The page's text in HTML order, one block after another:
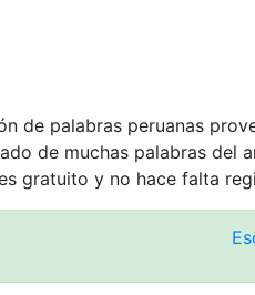
de palabras peruanas
de muchas palabras del
gratuito y no hace falta